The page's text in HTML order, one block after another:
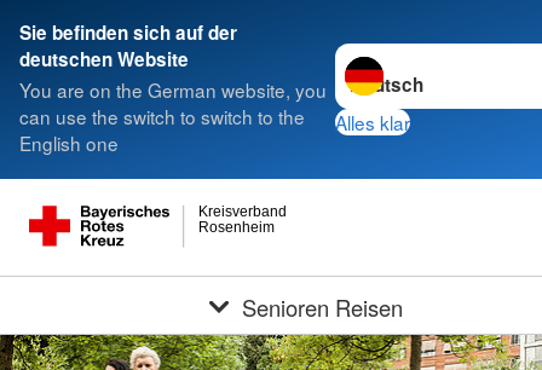
Sie befinden sich auf der
deutschen Website
You are on the German website, you
can use the switch to switch to the
English one
Sprache wechseln zu
Alles klar
Rosenheim
Kreisverband
Senioren Reisen